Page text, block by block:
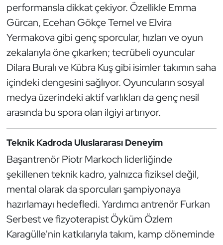
performansla dikkat çekiyor. Özellikle Emma
Gürcan, Ecehan Gökçe Temel ve Elvira
Yermakova gibi genç sporcular, hızları ve oyun
zekalarıyla öne çıkarken; tecrübeli oyuncular
Dilara Buralı ve Kübra Kuş gibi isimler takımın saha
içindeki dengesini sağlıyor. Oyuncuların sosyal
medya üzerindeki aktif varlıkları da genç nesil
arasında bu spora olan ilgiyi artırıyor.
Teknik Kadroda Uluslararası Deneyim
Başantrenör Piotr Markoch liderliğinde
şekillenen teknik kadro, yalnızca fiziksel değil,
mental olarak da sporcuları şampiyonaya
hazırlamayı hedefledi. Yardımcı antrenör Furkan
Serbest ve fizyoterapist Öyküm Özlem
Karagülle'nin katkılarıyla takım, kamp döneminde
Optimist
Oryantiring
Özel Sporcular
Paralimpik
Ragbi
Satranç
Su Topu
Sualtı Sporları
Tekvando
Tenis